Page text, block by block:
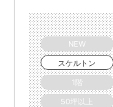
NEW
スケルトン
1階
50坪以上